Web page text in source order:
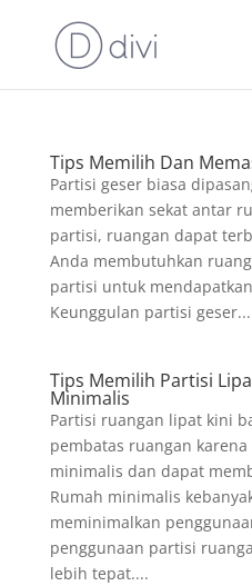
Tips Memilih Dan
Partisi geser biasa
memberikan sekat antar
partisi, ruangan dapat
Anda membutuhkan
partisi untuk
Keunggulan partisi geser...
Tips Memilih Partisi
Minimalis
Partisi ruangan lipat kini
pembatas ruangan
minimalis dan dapat
Rumah minimalis
meminimalkan
penggunaan partisi
lebih tepat....